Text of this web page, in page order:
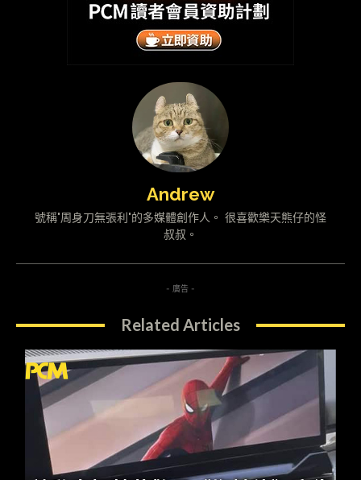
Andrew
號稱"周身刀無張利"的多媒體創作人。 很喜歡樂天熊仔的怪
叔叔。
- 廣告 -
Related Articles